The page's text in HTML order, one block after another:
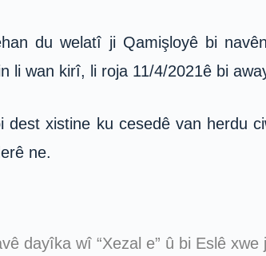
du welatî ji Qamişloyê bi
li wan kirî, li roja 11/4/2021ê bi
xistine ku cesedê van herdu
ne.
dayîka wî “Xezal e” û bi Eslê